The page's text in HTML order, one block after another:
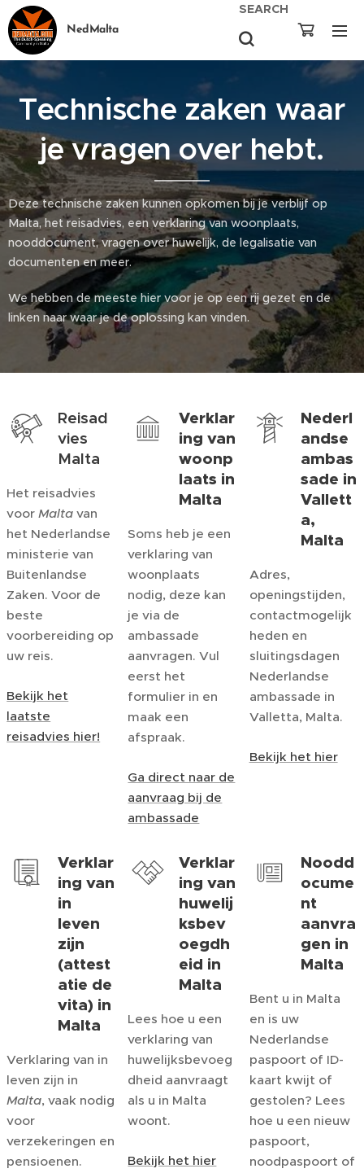
NedMalta
SEARCH
Technische zaken waar
je vragen over hebt.
Deze technische zaken kunnen opkomen bij je verblijf op
Malta, het reisadvies, een verklaring van woonplaats,
nooddocument, vragen over huwelijk, de legalisatie van
documenten en meer.
We hebben de meeste hier voor je op een rij gezet en de
linken naar waar je de oplossing kan vinden.
Reisad
vies
Malta
Het reisadvies
voorMalta van
het Nederlandse
ministerie van
Buitenlandse
Zaken. Voor de
beste
voorbereiding op
uw reis.
Bekijk het
laatste
reisadvies hier!
Verklar
ing van
woonp
laats in
Malta
Soms heb je een
verklaring van
woonplaats
nodig, deze kan
je via de
ambassade
aanvragen. Vul
eerst het
formulier in en
maak een
afspraak.
Ga direct naar de
aanvraag bij de
ambassade
Nederl
andse
ambas
sade in
Vallett
a,
Malta
Adres,
openingstijden,
contactmogelijk
heden en
sluitingsdagen
Nederlandse
ambassade in
Valletta, Malta.
Bekijk het hier
Verklar
ing van
in
leven
zijn
(attest
atie de
vita) in
Malta
Verklaring van in
leven zijn in
Malta, vaak nodig
voor
verzekeringen en
pensioenen.
Verklar
ing van
huwelij
ksbev
oegdh
eid in
Malta
Lees hoe u een
verklaring van
huwelijksbevoeg
dheid aanvraagt
als u in Malta
woont.
Bekijk het hier
Noodd
ocume
nt
aanvra
gen in
Malta
Bent u in Malta
en is uw
Nederlandse
paspoort of ID-
kaart kwijt of
gestolen? Lees
hoe u een nieuw
paspoort,
noodpaspoort of